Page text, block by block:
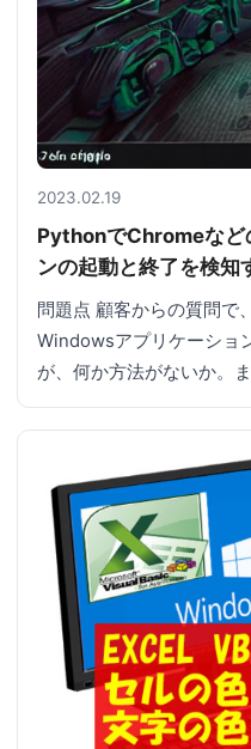
2023.02.19
PythonでChromeなど
ンの起動と終了を検知
問題点 顧客からの質問
Windowsアプリケーショ
が、何か方法がないか。